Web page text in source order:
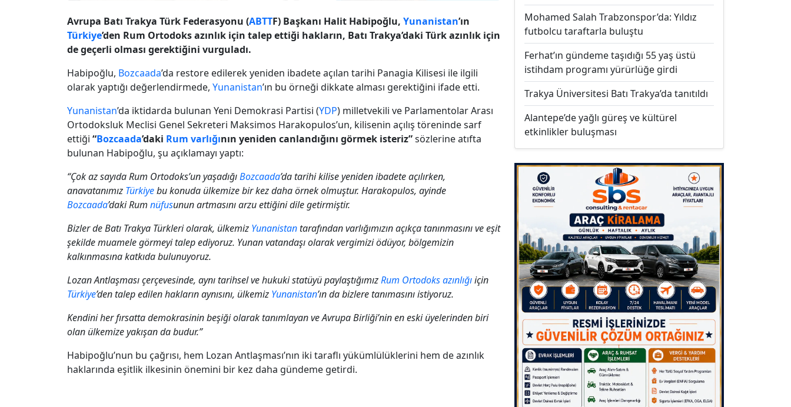
Avrupa Batı Trakya Türk Federasyonu (ABTTF) Başkanı Halit Habipoğlu, Yunanistan’ın
Türkiye’den Rum Ortodoks azınlık için talep ettiği hakların, Batı Trakya’daki Türk azınlık için
de geçerli olması gerektiğini vurguladı.
Habipoğlu, Bozcaada’da restore edilerek yeniden ibadete açılan tarihi Panagia Kilisesi ile ilgili
olarak yaptığı değerlendirmede, Yunanistan’ın bu örneği dikkate alması gerektiğini ifade etti.
Yunanistan’da iktidarda bulunan Yeni Demokrasi Partisi (YDP) milletvekili ve Parlamentolar Arası
Ortodoksluk Meclisi Genel Sekreteri Maksimos Harakopulos’un, kilisenin açılış töreninde sarf
ettiği “Bozcaada’daki Rum varlığının yeniden canlandığını görmek isteriz”sözlerine atıfta
bulunan Habipoğlu, şu açıklamayı yaptı:
“Çok az sayıda Rum Ortodoks’un yaşadığıBozcaada’da tarihi kilise yeniden ibadete açılırken,
anavatanımız Türkiyebu konuda ülkemize bir kez daha örnek olmuştur. Harakopulos, ayinde
Bozcaada’daki Rum nüfusunun artmasını arzu ettiğini dile getirmiştir.
Bizler de Batı Trakya Türkleri olarak, ülkemiz Yunanistantarafından varlığımızın açıkça tanınmasını ve eşit
şekilde muamele görmeyi talep ediyoruz. Yunan vatandaşı olarak vergimizi ödüyor, bölgemizin
kalkınmasına katkıda bulunuyoruz.
Lozan Antlaşması çerçevesinde, aynı tarihsel ve hukuki statüyü paylaştığımızRum Ortodoks azınlığıiçin
Türkiye’den talep edilen hakların aynısını, ülkemiz Yunanistan’ın da bizlere tanımasını istiyoruz.
Kendini her fırsatta demokrasinin beşiği olarak tanımlayan ve Avrupa Birliği’nin en eski üyelerinden biri
olan ülkemize yakışan da budur.”
Habipoğlu’nun bu çağrısı, hem Lozan Antlaşması’nın iki taraflı yükümlülüklerini hem de azınlık
haklarında eşitlik ilkesinin önemini bir kez daha gündeme getirdi.
Mohamed Salah Trabzonspor’da: Yıldız
futbolcu taraftarla buluştu
Ferhat’ın gündeme taşıdığı 55 yaş üstü
istihdam programı yürürlüğe girdi
Trakya Üniversitesi Batı Trakya’da tanıtıldı
Alantepe’de yağlı güreş ve kültürel
etkinlikler buluşması